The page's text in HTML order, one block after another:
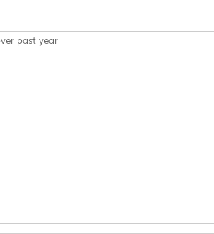
past year